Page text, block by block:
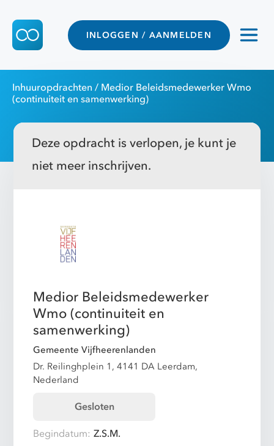
INLOGGEN / AANMELDEN
Inhuuropdrachten / Medior Beleidsmedewerker Wmo
(continuiteit en samenwerking)
Deze opdracht is verlopen, je kunt je
niet meer inschrijven.
Medior Beleidsmedewerker
Wmo (continuiteit en
samenwerking)
Gemeente Vijfheerenlanden
Dr. Reilinghplein 1, 4141 DA Leerdam,
Nederland
Gesloten
Begindatum: Z.S.M.